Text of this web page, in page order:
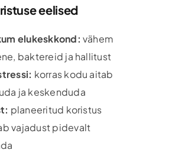
eelised
elukeskkond: vähem
baktereid ja hallitust
korras kodu aitab
ja keskenduda
planeeritud koristus
vajadust pidevalt